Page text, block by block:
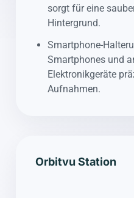
sorgt für eine
Hintergrund.
Smartphone-
Smartphones und
Elektronikgeräte
Aufnahmen.
Orbitvu Station